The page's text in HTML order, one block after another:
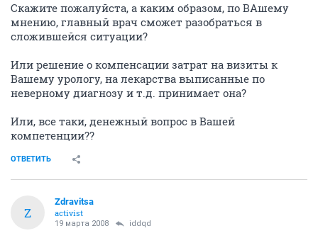
Скажите пожалуйста, а каким образом, по ВАшему
мнению, главный врач сможет разобраться в
сложившейся ситуации?
Или решение о компенсации затрат на визиты к
Вашему урологу, на лекарства выписанные по
неверному диагнозу и т.д. принимает она?
Или, все таки, денежный вопрос в Вашей
компетенции??
ОТВЕТИТЬ
Z
Zdravitsa
activist
19 марта 2008 iddqd